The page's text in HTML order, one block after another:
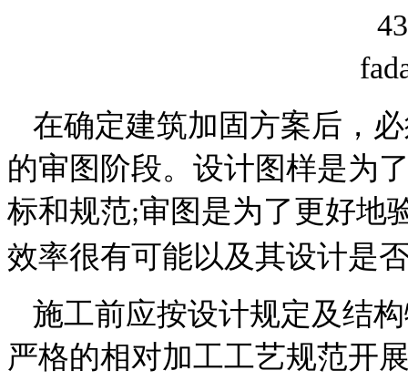
在确定建筑加固方案后，
的审图阶段。设计图样是为
标和规范;审图是为了更好地
效率很有可能以及其设计是
施工前应按设计规定及结
严格的相对加工工艺规范开